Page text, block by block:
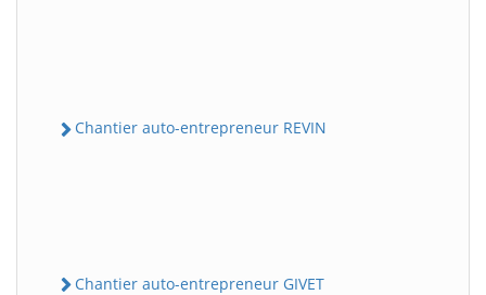
Chantier auto-entrepreneur REVIN
Chantier auto-entrepreneur GIVET